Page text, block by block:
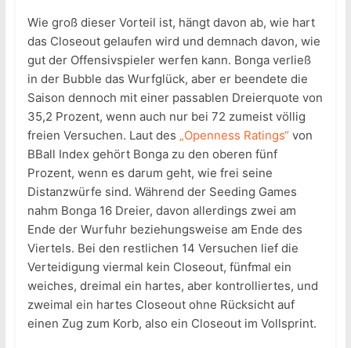
Wie groß dieser Vorteil ist, hängt davon ab, wie hart
das Closeout gelaufen wird und demnach davon, wie
gut der Offensivspieler werfen kann. Bonga verließ
in der Bubble das Wurfglück, aber er beendete die
Saison dennoch mit einer passablen Dreierquote von
35,2 Prozent, wenn auch nur bei 72 zumeist völlig
freien Versuchen. Laut des „Openness Ratings“von
BBall Index gehört Bonga zu den oberen fünf
Prozent, wenn es darum geht, wie frei seine
Distanzwürfe sind. Während der Seeding Games
nahm Bonga 16 Dreier, davon allerdings zwei am
Ende der Wurfuhr beziehungsweise am Ende des
Viertels. Bei den restlichen 14 Versuchen lief die
Verteidigung viermal kein Closeout, fünfmal ein
weiches, dreimal ein hartes, aber kontrolliertes, und
zweimal ein hartes Closeout ohne Rücksicht auf
einen Zug zum Korb, also ein Closeout im Vollsprint.